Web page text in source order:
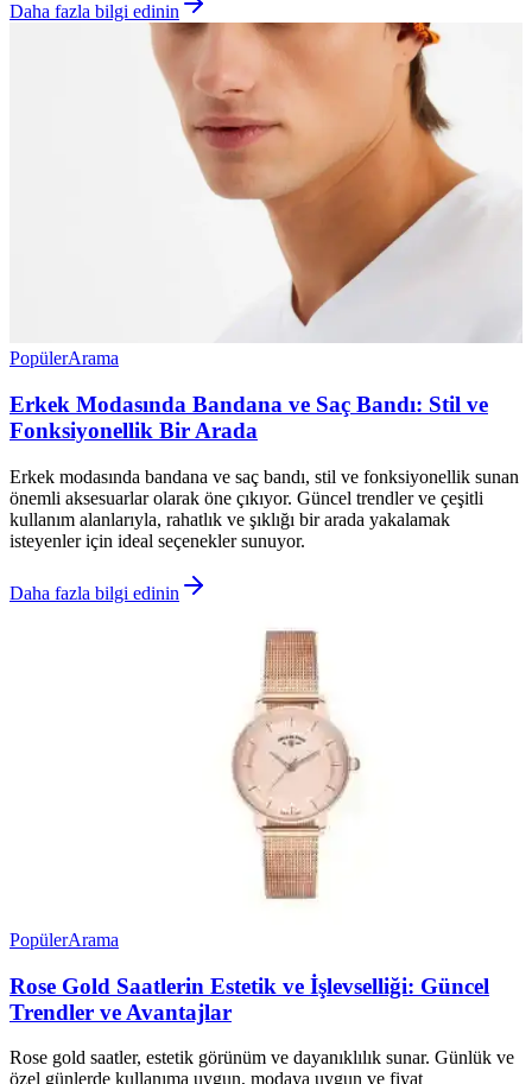
Daha fazla bilgi edinin
PopülerArama
Erkek Modasında Bandana ve Saç Bandı: Stil ve
Fonksiyonellik Bir Arada
Erkek modasında bandana ve saç bandı, stil ve fonksiyonellik sunan
önemli aksesuarlar olarak öne çıkıyor. Güncel trendler ve çeşitli
kullanım alanlarıyla, rahatlık ve şıklığı bir arada yakalamak
isteyenler için ideal seçenekler sunuyor.
Daha fazla bilgi edinin
PopülerArama
Rose Gold Saatlerin Estetik ve İşlevselliği: Güncel
Trendler ve Avantajlar
Rose gold saatler, estetik görünüm ve dayanıklılık sunar. Günlük ve
özel günlerde kullanıma uygun, modaya uygun ve fiyat